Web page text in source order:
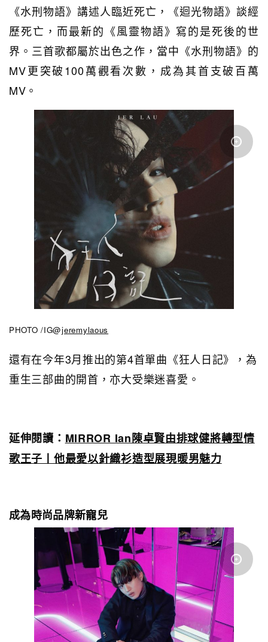
《水刑物語》講述人臨近死亡，《迴光物語》談經
歷死亡，而最新的《風靈物語》寫的是死後的世
界。三首歌都屬於出色之作，當中《水刑物語》的
MV更突破100萬觀看次數，成為其首支破百萬
MV。
PHOTO /IG@jeremylaous
還有在今年3月推出的第4首單曲《狂人日記》
，為
重生三部曲的開首，亦大受樂迷喜愛。
延伸閱讀： MIRROR Ian陳卓賢由排球健將轉型情
歌王子丨他最愛以針織衫造型展現暖男魅力
成為時尚品牌新寵兒